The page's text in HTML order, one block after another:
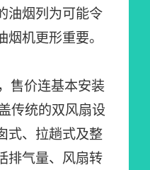
油烟列为可能令
机更形重要。
售价连基本安装
传统的双风扇设
式、拉趟式及整
排气量、风扇转